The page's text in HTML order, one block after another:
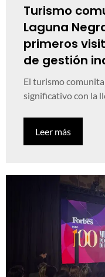
Turismo
Laguna
primeros
de gestión
El turismo
significativo con la
Leer más